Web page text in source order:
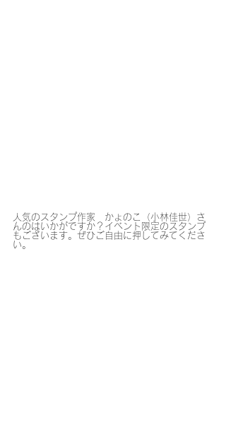
人気のスタンプ作家　かょのこ（小林佳世）さ
んのはいかがですか？イベント限定のスタンプ
もございます。ぜひご自由に押してみてくださ
い。